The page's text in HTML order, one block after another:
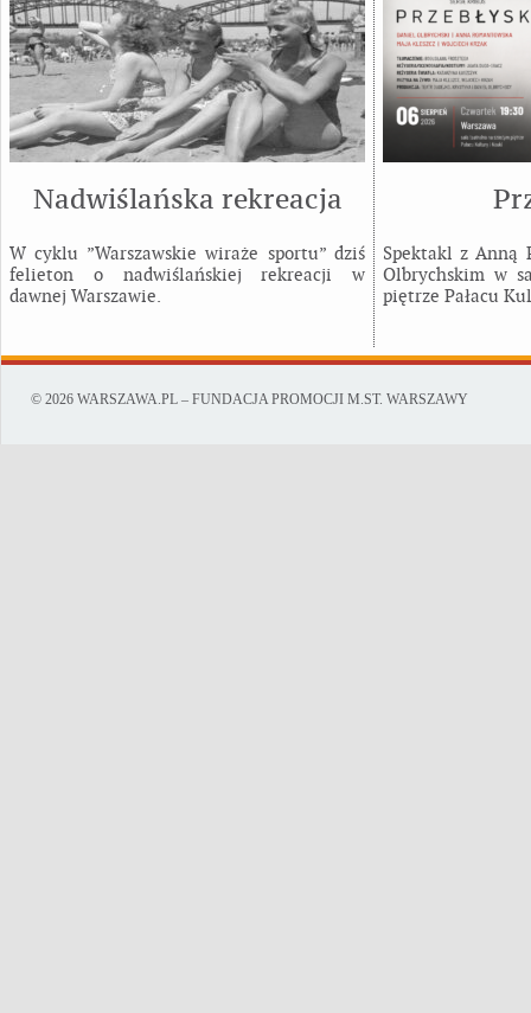
Nadwiślańska rekreacja
W cyklu ”Warszawskie wiraże sportu” dziś
felieton o nadwiślańskiej rekreacji w
dawnej Warszawie.
Spektakl z Anną
Olbrychskim w
piętrze Pałacu
© 2026 WARSZAWA.PL – FUNDACJA PROMOCJI M.ST. WARSZAWY